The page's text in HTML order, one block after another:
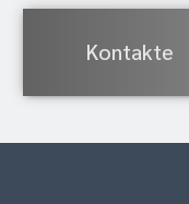
Kontakte